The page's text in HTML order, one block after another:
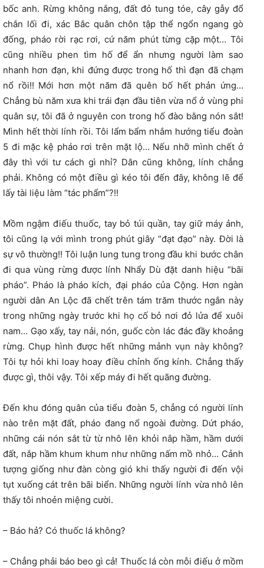
bốc anh. Rừng không nắng, đất đỏ tung tóe, cây gẫy đổ
chắn lối đi, xác Bắc quân chôn tập thể ngổn ngang gò
đống, pháo rời rạc rơi, cứ năm phút từng cặp một… Tôi
cũng nhiều phen tìm hố để ẩn nhưng người làm sao
nhanh hơn đạn, khi đứng được trong hố thì đạn đã chạm
nổ rồi!! Mới hơn một năm đã quên bố hết phản ứng…
Chẳng bù năm xưa khi trái đạn đầu tiên vừa nổ ở vùng phi
quân sự, tôi đã ở nguyên con trong hố đào bằng nón sắt!
Mình hết thời lính rồi. Tôi lẩm bẩm nhắm hướng tiểu đoàn
5 đi mặc kệ pháo rơi trên mặt lộ… Nếu nhỡ mình chết ở
đây thì với tư cách gì nhỉ? Dân cũng không, lính chẳng
phải. Không có một điều gì kéo tôi đến đây, không lẽ để
lấy tài liệu làm “tác phẩm”?!!
Mồm ngậm điếu thuốc, tay bỏ túi quần, tay giữ máy ảnh,
tôi cũng lạ với mình trong phút giây “đạt đạo” này. Đời là
sự vô thường!! Tôi luận lung tung trong đầu khi bước chân
đi qua vùng rừng được lính Nhẩy Dù đặt danh hiệu “bãi
pháo”. Pháo là pháo kích, đại pháo của Cộng. Hơn ngàn
người dân An Lộc đã chết trên tám trăm thước ngắn này
trong những ngày trước khi họ cố bỏ nơi đỏ lửa để xuôi
nam… Gạo xấy, tay nải, nón, guốc còn lác đác đầy khoảng
rừng. Chụp hình được hết những mảnh vụn này không?
Tôi tự hỏi khi loay hoay điều chỉnh ống kính. Chẳng thấy
được gì, thôi vậy. Tôi xếp máy đi hết quãng đường.
Đến khu đóng quân của tiểu đoàn 5, chẳng có người lính
nào trên mặt đất, pháo đang nổ ngoài đường. Dứt pháo,
những cái nón sắt từ từ nhô lên khỏi nắp hầm, hầm dưới
đất, nắp hầm khum khum như những nấm mồ nhỏ… Cảnh
tượng giống như đàn còng gió khi thấy người đi đến vội
tụt xuống cát trên bãi biển. Những người lính vừa nhô lên
thấy tôi nhoẻn miệng cười.
– Báo hả? Có thuốc lá không?
– Chẳng phải báo beo gì cả! Thuốc lá còn mỗi điếu ở mồm